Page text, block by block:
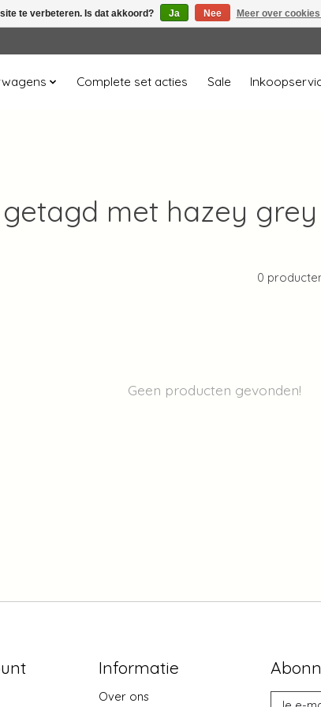
Complete set acties Sale
met hazey grey
0
Geen producten gevonden!
Informatie
Over ons
te verbeteren. Is dat akkoord? Ja Nee Meer over cookies